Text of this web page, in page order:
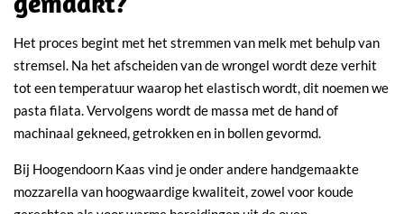
Het proces begint met het stremmen van melk met behulp van
stremsel. Na het afscheiden van de wrongel wordt deze verhit
tot een temperatuur waarop het elastisch wordt, dit noemen we
pasta filata. Vervolgens wordt de massa met de hand of
machinaal gekneed, getrokken en in bollen gevormd.
Bij Hoogendoorn Kaas vind je onder andere handgemaakte
mozzarella van hoogwaardige kwaliteit, zowel voor koude